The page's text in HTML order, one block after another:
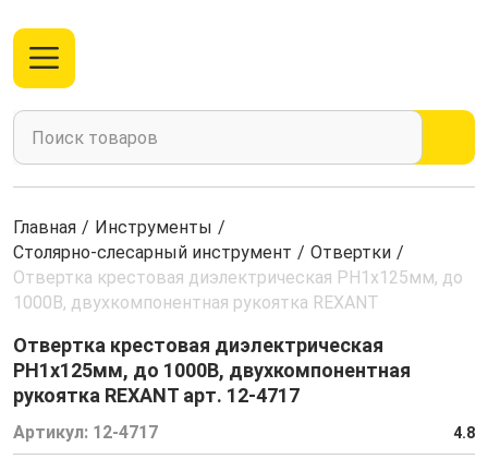
Главная / Инструменты /
Столярно-слесарный инструмент / Отвертки /
Отвертка крестовая диэлектрическая PH1х125мм, до
1000В, двухкомпонентная рукоятка REXANT
Отвертка крестовая диэлектрическая
PH1х125мм, до 1000В, двухкомпонентная
рукоятка REXANT арт. 12-4717
Артикул: 12-4717 4.8